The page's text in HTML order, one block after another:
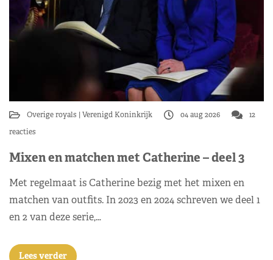
Overige royals Verenigd Koninkrijk 04 aug 2026
12
reacties
Mixen en matchen met Catherine – deel 3
Met regelmaat is Catherine bezig met het mixen en
matchen van outfits. In 2023 en 2024 schreven we deel 1
en 2 van deze serie,…
Lees verder